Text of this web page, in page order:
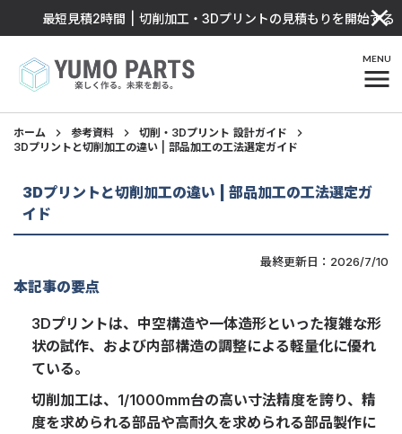
close
最短見積2時間 | 切削加工・3Dプリントの見積もりを開始する
MENU
menu
ホーム keyboard_arrow_right 参考資料 keyboard_arrow_right 切削・3Dプリント 設計ガイド keyboard_arrow_right
3Dプリントと切削加工の違い | 部品加工の工法選定ガイド
3Dプリントと切削加工の違い | 部品加工の工法選定ガ
イド
最終更新日：2026/7/10
本記事の要点
3Dプリントは、中空構造や一体造形といった複雑な形
状の試作、および内部構造の調整による軽量化に優れ
ている。
切削加工は、1/1000mm台の高い寸法精度を誇り、精
度を求められる部品や高耐久を求められる部品製作に